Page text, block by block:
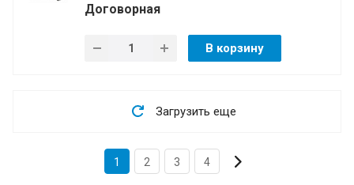
Договорная
В корзину
Загрузить еще
1 2 3 4